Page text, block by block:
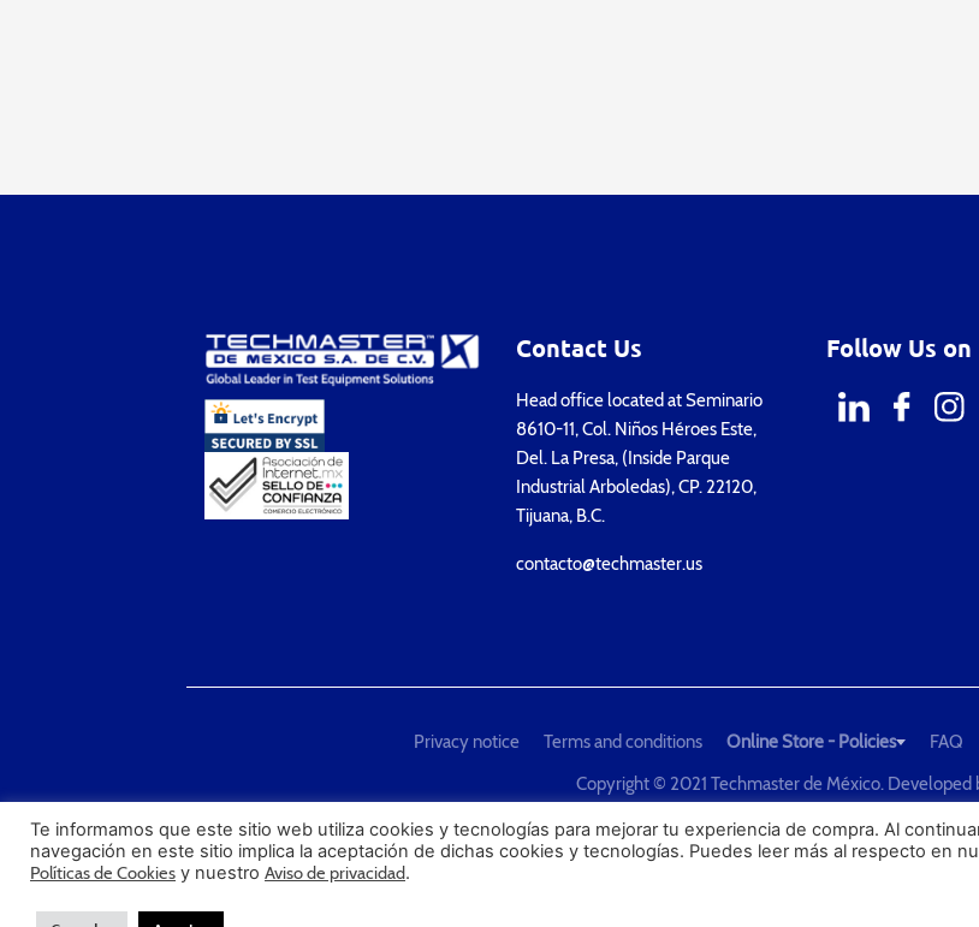
Contact Us
Head office located at Seminario
8610-11, Col. Niños Héroes Este,
Del. La Presa, (Inside Parque
Industrial Arboledas), CP. 22120,
Tijuana, B.C.
contacto@techmaster.us
Follow Us on
Privacy notice Terms and conditions Online Store - Policies FAQ
Copyright © 2021 Techmaster de México. Developed
PROFECO CONDUSEF
Te informamos que este sitio web utiliza cookies y tecnologías para mejorar tu experiencia de compra. Al
navegación en este sitio implica la aceptación de dichas cookies y tecnologías. Puedes leer más al respecto en
Políticas de Cookies y nuestro Aviso de privacidad.